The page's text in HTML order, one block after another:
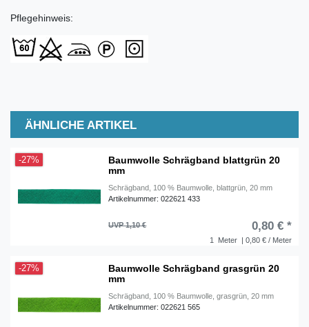
Pflegehinweis:
ÄHNLICHE ARTIKEL
-27%
Baumwolle Schrägband blattgrün 20
mm
Schrägband, 100 % Baumwolle, blattgrün, 20 mm
Artikelnummer: 022621 433
1 Meter | 0,80 € / Meter
UVP 1,10 € 0,80 € *
-27%
Baumwolle Schrägband grasgrün 20
mm
Schrägband, 100 % Baumwolle, grasgrün, 20 mm
Artikelnummer: 022621 565